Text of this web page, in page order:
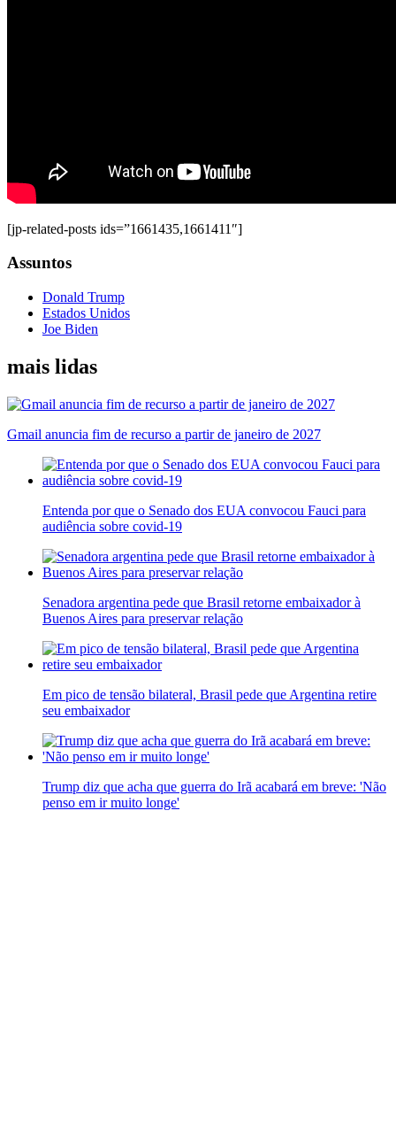
[jp-related-posts ids=”1661435,1661411″]
Assuntos
Donald Trump
Estados Unidos
Joe Biden
mais lidas
Gmail anuncia fim de recurso a partir de janeiro de 2027
Entenda por que o Senado dos EUA convocou Fauci para
audiência sobre covid-19
Senadora argentina pede que Brasil retorne embaixador à
Buenos Aires para preservar relação
Em pico de tensão bilateral, Brasil pede que Argentina retire
seu embaixador
Trump diz que acha que guerra do Irã acabará em breve: 'Não
penso em ir muito longe'